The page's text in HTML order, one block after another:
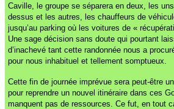
Caville, le groupe se séparera en deux, les
dessus et les autres, les chauffeurs de
jusqu’au parking où les voitures de «
Une sage décision sans doute qui pourtant
d’inachevé tant cette randonnée nous a
pour nous inhabituel et tellement somptueux.
Cette fin de journée imprévue sera peut-être
pour reprendre un nouvel itinéraire dans ces
manquent pas de ressources. Ce fut, en tout